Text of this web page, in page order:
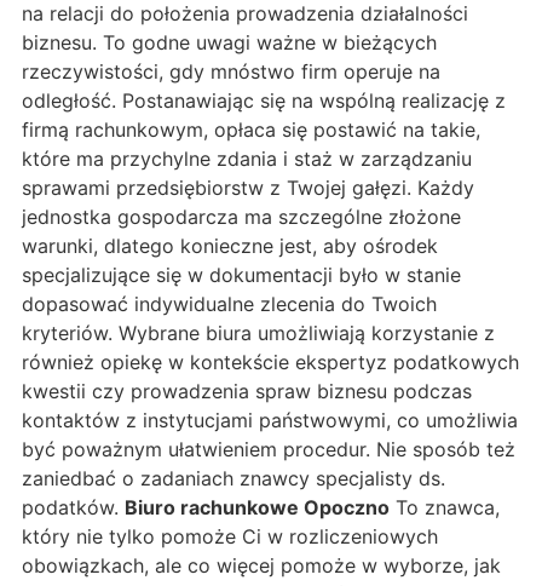
na relacji do położenia prowadzenia działalności
biznesu. To godne uwagi ważne w bieżących
rzeczywistości, gdy mnóstwo firm operuje na
odległość. Postanawiając się na wspólną realizację z
firmą rachunkowym, opłaca się postawić na takie,
które ma przychylne zdania i staż w zarządzaniu
sprawami przedsiębiorstw z Twojej gałęzi. Każdy
jednostka gospodarcza ma szczególne złożone
warunki, dlatego konieczne jest, aby ośrodek
specjalizujące się w dokumentacji było w stanie
dopasować indywidualne zlecenia do Twoich
kryteriów. Wybrane biura umożliwiają korzystanie z
również opiekę w kontekście ekspertyz podatkowych
kwestii czy prowadzenia spraw biznesu podczas
kontaktów z instytucjami państwowymi, co umożliwia
być poważnym ułatwieniem procedur. Nie sposób też
zaniedbać o zadaniach znawcy specjalisty ds.
podatków. Biuro rachunkowe Opoczno To znawca,
który nie tylko pomoże Ci w rozliczeniowych
obowiązkach, ale co więcej pomoże w wyborze, jak